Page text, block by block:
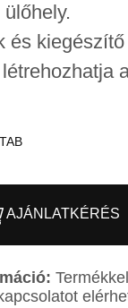
és
AJÁNLATKÉRÉS